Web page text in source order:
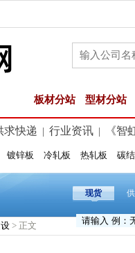
板材分站 型材分站
求快递 行业资讯 《智
镀锌板 冷轧板 热轧板 碳
现货
> 正文